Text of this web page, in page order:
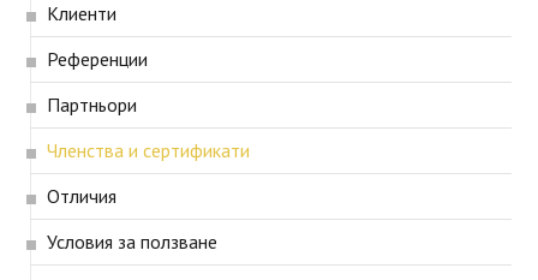
Клиенти
Референции
Партньори
Членства и сертификати
Отличия
Условия за ползване